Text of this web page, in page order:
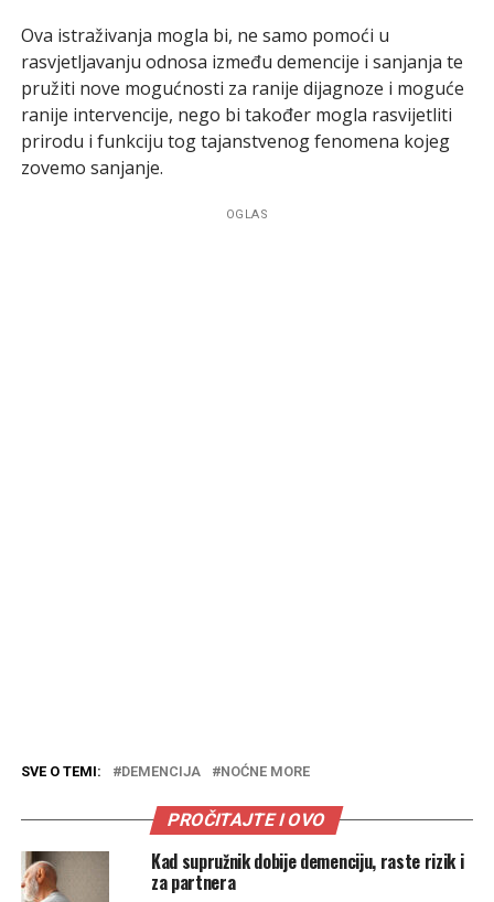
Ova istraživanja mogla bi, ne samo pomoći u
rasvjetljavanju odnosa između demencije i sanjanja te
pružiti nove mogućnosti za ranije dijagnoze i moguće
ranije intervencije, nego bi također mogla rasvijetliti
prirodu i funkciju tog tajanstvenog fenomena kojeg
zovemo sanjanje.
OGLAS
SVE O TEMI: DEMENCIJA NOĆNE MORE
PROČITAJTE I OVO
Kad supružnik dobije demenciju, raste rizik i
za partnera